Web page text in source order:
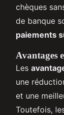
chèques
de banque
paiements
Avantages
Les
une
et une
Toutefois,